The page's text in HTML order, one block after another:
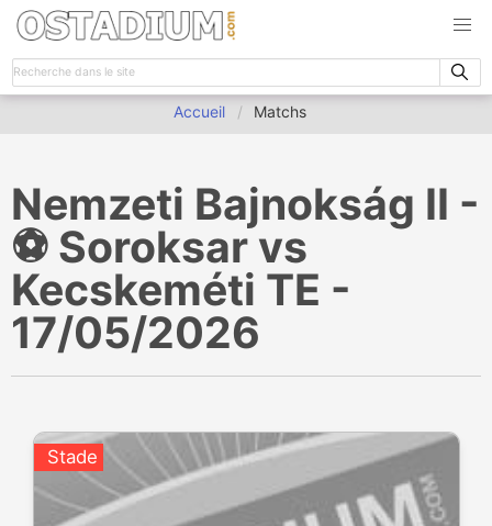
Accueil Matchs
Nemzeti Bajnokság II -
⚽️ Soroksar vs
Kecskeméti TE -
17/05/2026
Stade